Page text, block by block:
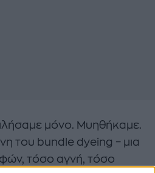
μόνο. Μυηθήκαμε.
του bundle dyeing – μια
τόσο αγνή, τόσο